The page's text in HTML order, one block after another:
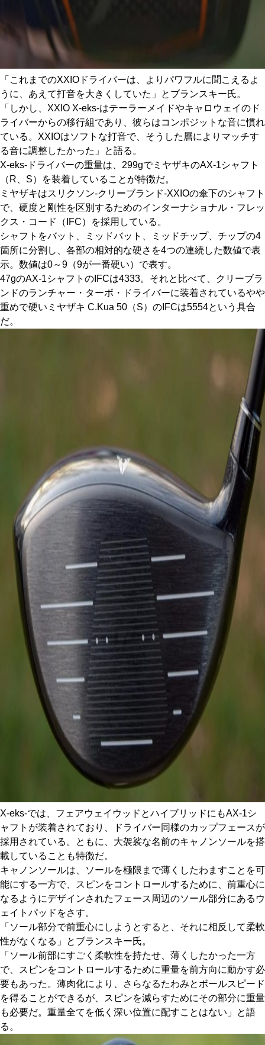
「これまでのXXIOドライバーは、よりパワフルに聞こえるよ
うに、あえて打音を大きくしていた」とブランスキー氏。
「しかし、XXIO X-eks-はテーラーメイドやキャロウェイのド
ライバーからの移行組であり、彼らはコンポジットな音に慣れ
ている。XXIOはソフトな打音で、そうした層によりマッチす
る音に調整したかった」と語る。
X-eks-ドライバーの重量は、299gでミヤザキのAX-1シャフト
（R、S）を装着していることが特徴だ。
ミヤザキはスリクソン-クリーブランド-XXIOの傘下のシャフト
で、硬度と剛性を区別するためのインターナショナル・フレッ
クス・コード（IFC）を採用している。
シャフトをバット、ミッドバット、ミッドチップ、チップの4
箇所に分割し、各部の相対的な硬さを4つの連続した数値で表
示。数値は0～9（9が一番硬い）で表す。
47gのAX-1シャフトのIFCは4333。それと比べて、クリーブラ
ンドのランチャー・ターボ・ドライバーに装着されているやや
重めで硬いミヤザキ C.Kua 50（S）のIFCは5554という具合
だ。
X-eks-では、フェアウェイウッドとハイブリッドにもAX-1シ
ャフトが装着されており、ドライバー同様のカップフェースが
採用されている。ともに、大袈裟な名前のキャノンソールを搭
載していることも特徴だ。
キャノンソールは、ソールを極限まで薄くしたわますことを可
能にする一方で、スピンをコントロールするために、前重心に
なるようにデザインされたフェース周辺のソール部分にあるウ
ェイトパッドをさす。
「ソール部分で前重心にしようとすると、それに相反して柔軟
性がなくなる」とブランスキー氏。
「ソール前部にすごく柔軟性を持たせ、薄くしたかった一方
で、スピンをコントロールするために重量を前方向に動かす必
要もあった。薄肉化により、さらなるたわみとボールスピード
を得ることができるが、スピンを減らすためにその部分に重量
も必要だ。重量全てを低く深い位置に配すことはない」と語
る。